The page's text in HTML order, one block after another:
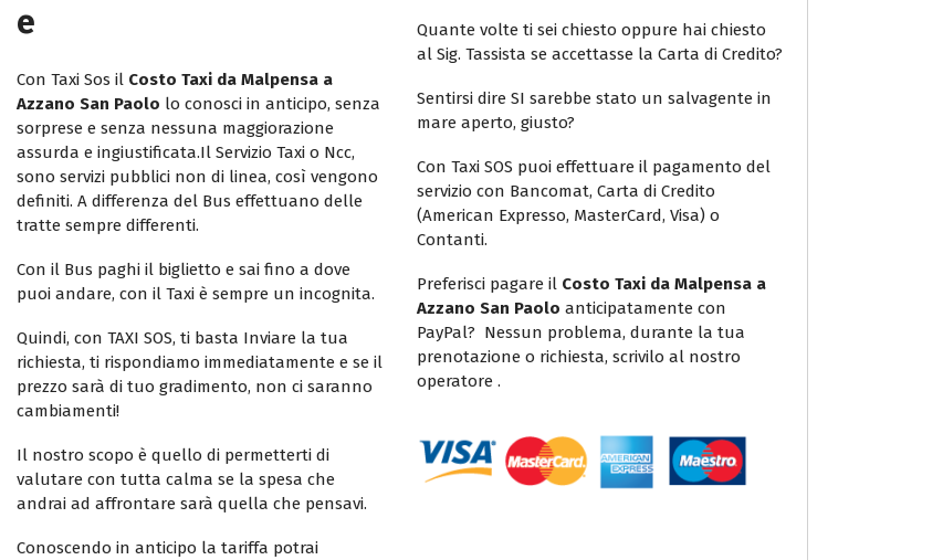
E
Con Taxi Sos il Costo Taxi da Malpensa a
Azzano San Paolo lo conosci in anticipo, senza
sorprese e senza nessuna maggiorazione
assurda e ingiustificata.Il Servizio Taxi o Ncc,
sono servizi pubblici non di linea, così vengono
definiti. A differenza del Bus effettuano delle
tratte sempre differenti.
Con il Bus paghi il biglietto e sai fino a dove
puoi andare, con il Taxi è sempre un incognita.
Quindi, con TAXI SOS, ti basta Inviare la tua
richiesta, ti rispondiamo immediatamente e se il
prezzo sarà di tuo gradimento, non ci saranno
cambiamenti!
Il nostro scopo è quello di permetterti di
valutare con tutta calma se la spesa che
andrai ad affrontare sarà quella che pensavi.
Conoscendo in anticipo la tariffa potrai
Quante volte ti sei chiesto oppure hai chiesto
al Sig. Tassista se accettasse la Carta di Credito?
Sentirsi dire SI sarebbe stato un salvagente in
mare aperto, giusto?
Con Taxi SOS puoi effettuare il pagamento del
servizio con Bancomat, Carta di Credito
(American Expresso, MasterCard, Visa) o
Contanti.
Preferisci pagare il Costo Taxi da Malpensa a
Azzano San Paolo anticipatamente con
PayPal? Nessun problema, durante la tua
prenotazione o richiesta, scrivilo al nostro
operatore .